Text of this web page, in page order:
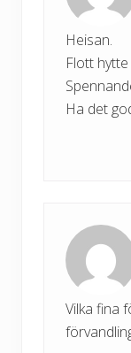
Heisan.
Flott
Ha det
Vilka fina